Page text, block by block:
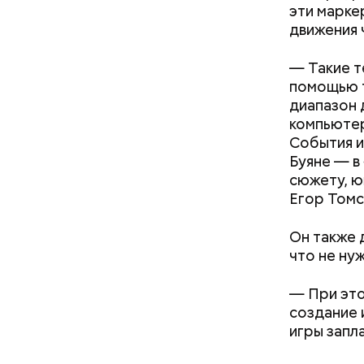
эти
движения
— Такие
помощью
диапазон
События
Буяне — в
сюжету,
Егор
Он также
что не
— При
создание
игры
печатной
Павел
Но
народные
конца